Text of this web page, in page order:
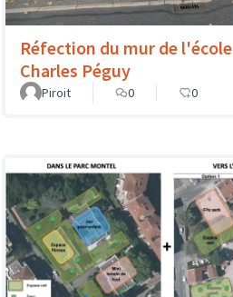
Réfection du mur de l'école
Charles Péguy
Piroit
0 0